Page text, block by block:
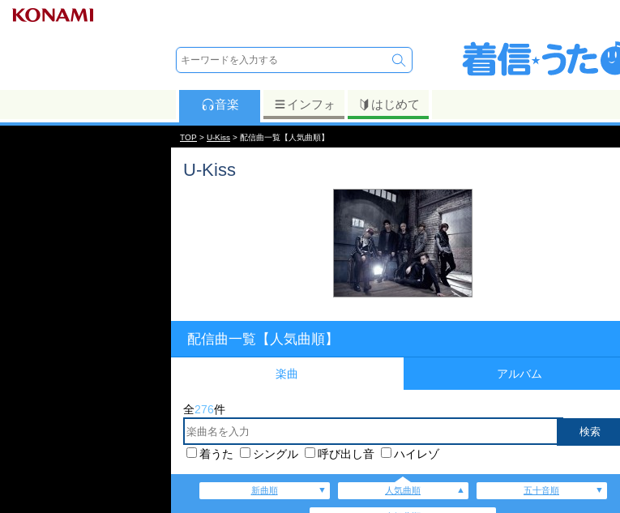
音楽 インフォ はじめて
TOP > U-Kiss > 配信曲一覧【人気曲順】
U-Kiss
配信曲一覧【人気曲順】
楽曲 アルバム
全276件
着うた シングル 呼び出し音 ハイレゾ
新曲順 人気曲順 五十音順